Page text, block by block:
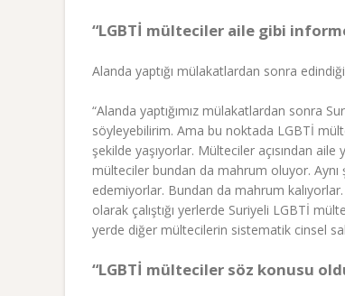
“LGBTİ mülteciler aile gibi
Alanda yaptığı mülakatlardan sonra edindiği
“Alanda yaptığımız mülakatlardan sonra
söyleyebilirim. Ama bu noktada LGBTİ
şekilde yaşıyorlar. Mülteciler açısından
mülteciler bundan da mahrum oluyor. Aynı
edemiyorlar. Bundan da mahrum
olarak çalıştığı yerlerde Suriyeli LGBTİ
yerde diğer mültecilerin sistematik cinsel
“LGBTİ mülteciler söz konusu